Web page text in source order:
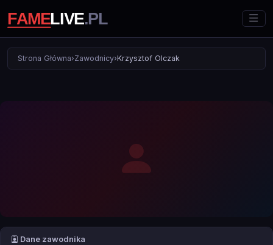
Strona Główna›Zawodnicy›Krzysztof Olczak
Dane zawodnika